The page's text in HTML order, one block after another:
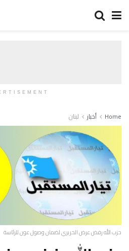
Home أخبار لبنان
حزب الله رفض عرض الحريري لضمان وصول عون للرئاسة